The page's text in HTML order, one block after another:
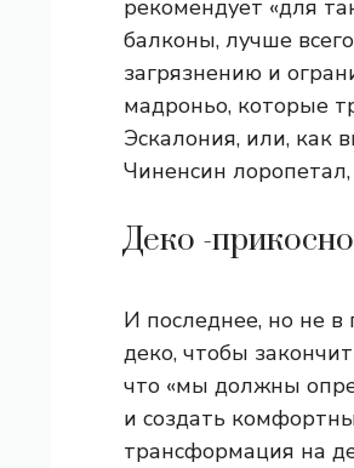
рекомендует «для
балконы, лучше
загрязнению и
мадроньо, которые
Эскалония, или, как
Чиненсин
Деко -
И последнее, но не
деко, чтобы
что «мы должны
и создать
трансформация на